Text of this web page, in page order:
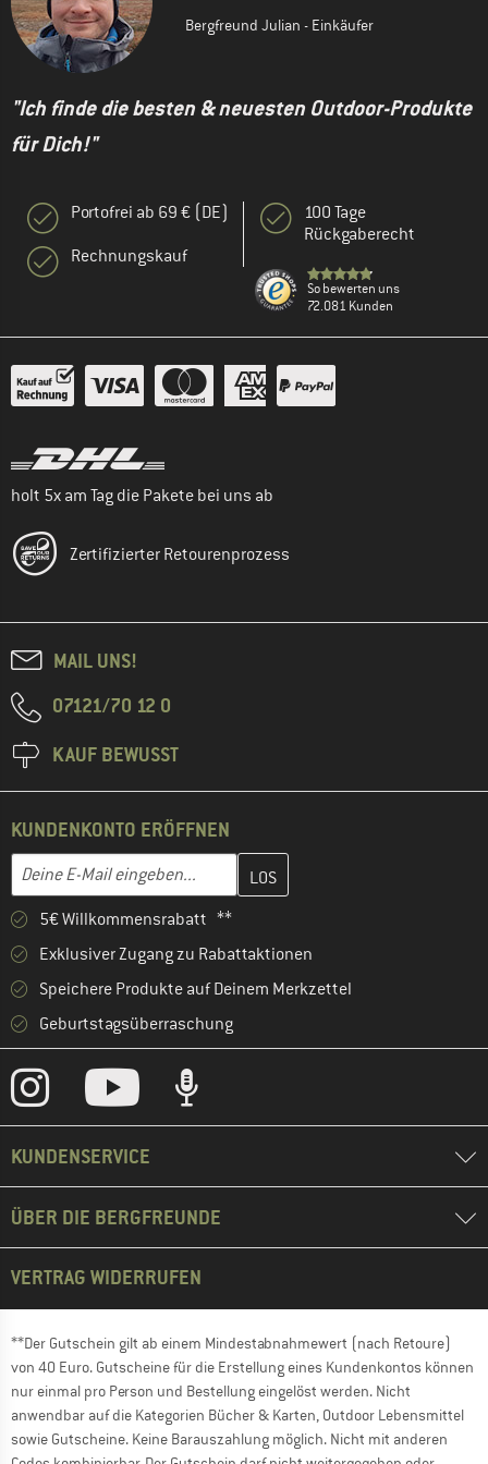
Bergfreund Julian - Einkäufer
"Ich finde die besten & neuesten Outdoor-Produkte
für Dich!"
Portofrei ab 69 € (DE)
Rechnungskauf
100 Tage
Rückgaberecht
So bewerten uns
72.081 Kunden
holt 5x am Tag die Pakete bei uns ab
Zertifizierter Retourenprozess
MAIL UNS!
07121/70 12 0
KAUF BEWUSST
KUNDENKONTO ERÖFFNEN
E-Mail-Adresse
Gib hier deine E-Mail-Adresse ein und erstelle im nächsten
5€ Willkommensrabatt **
Exklusiver Zugang zu Rabattaktionen
Speichere Produkte auf Deinem Merkzettel
Geburtstagsüberraschung
KUNDENSERVICE
ÜBER DIE BERGFREUNDE
VERTRAG WIDERRUFEN
**Der Gutschein gilt ab einem Mindestabnahmewert (nach Retoure)
von 40 Euro. Gutscheine für die Erstellung eines Kundenkontos können
nur einmal pro Person und Bestellung eingelöst werden. Nicht
anwendbar auf die Kategorien Bücher & Karten, Outdoor Lebensmittel
sowie Gutscheine. Keine Barauszahlung möglich. Nicht mit anderen